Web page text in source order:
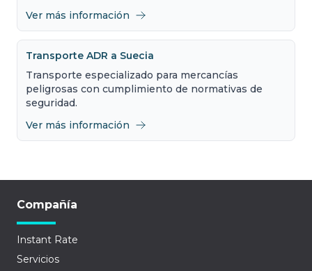
Ver más información
Transporte ADR a Suecia
Transporte especializado para mercancías
peligrosas con cumplimiento de normativas de
seguridad.
Ver más información
Compañía
Instant Rate
Servicios